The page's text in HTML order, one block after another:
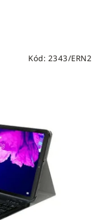
Kód: 2343/ERN2